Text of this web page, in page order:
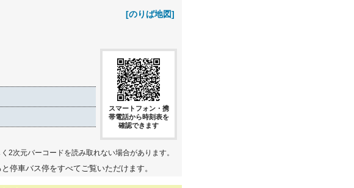
[のりば地図]
スマートフォン・携
帯電話から時刻表を
確認できます
2次元バーコードを読み取れない場合があります。
停車バス停をすべてご覧いただけます。